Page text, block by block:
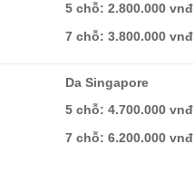
5 chỗ: 2.800.000 vnđ
7 chỗ: 3.800.000 vnđ
Da Singapore
5 chỗ: 4.700.000 vnđ
7 chỗ: 6.200.000 vnđ